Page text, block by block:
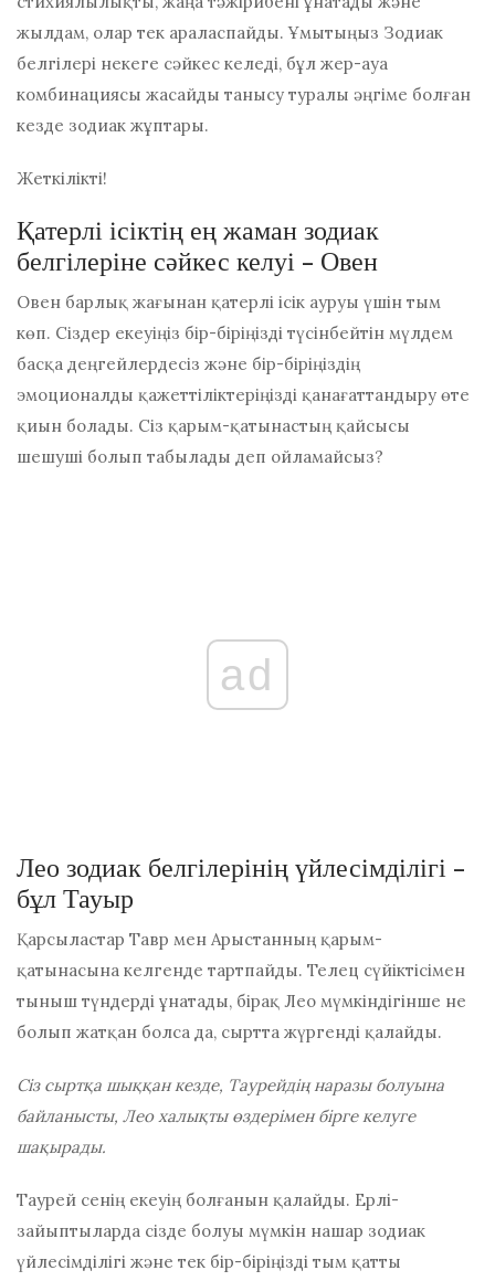
жылдам, олар тек араласпайды. Ұмытыңыз Зодиак
белгілері некеге сәйкес келеді, бұл жер-ауа
комбинациясы жасайды танысу туралы әңгіме болған
кезде зодиак жұптары.
Жеткілікті!
Қатерлі ісіктің ең жаман зодиак
белгілеріне сәйкес келуі - Овен
Овен барлық жағынан қатерлі ісік ауруы үшін тым
көп. Сіздер екеуіңіз бір-біріңізді түсінбейтін мүлдем
басқа деңгейлердесіз және бір-біріңіздің
эмоционалды қажеттіліктеріңізді қанағаттандыру өте
қиын болады. Сіз қарым-қатынастың қайсысы
шешуші болып табылады деп ойламайсыз?
ad
Лео зодиак белгілерінің үйлесімділігі -
бұл Тауыр
Қарсыластар Тавр мен Арыстанның қарым-
қатынасына келгенде тартпайды. Телец сүйіктісімен
тыныш түндерді ұнатады, бірақ Лео мүмкіндігінше не
болып жатқан болса да, сыртта жүргенді қалайды.
Сіз сыртқа шыққан кезде, Таурейдің наразы болуына
байланысты, Лео халықты өздерімен бірге келуге
шақырады.
Таурей сенің екеуің болғанын қалайды. Ерлі-
зайыптыларда сізде болуы мүмкін нашар зодиак
үйлесімділігі және тек бір-біріңізді тым қатты